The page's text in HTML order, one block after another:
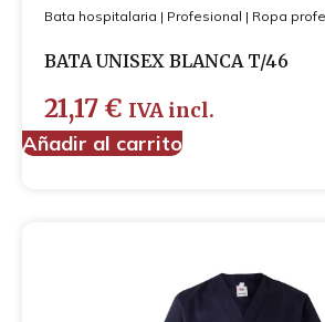
Bata hospitalaria | Profesional | Ropa
BATA UNISEX BLANCA T/46
21,17 € IVA incl.
Añadir al carrito